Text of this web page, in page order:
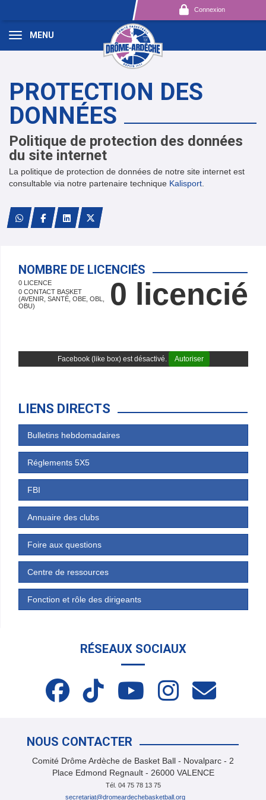
Connexion
MENU
PROTECTION DES
DONNÉES
Politique de protection des données
du site internet
La politique de protection de données de notre site internet est
consultable via notre partenaire technique Kalisport
NOMBRE DE LICENCIÉS
0 LICENCE
0 CONTACT BASKET
(AVENIR, SANTÉ, OBE, OBL,
OBU)
0 licencié
Facebook (like box) est désactivé. Autoriser
LIENS DIRECTS
Bulletins hebdomadaires
Réglements 5X5
FBI
Annuaire des clubs
Foire aux questions
Centre de ressources
Fonction et rôle des dirigeants
RÉSEAUX SOCIAUX
NOUS CONTACTER
Comité Drôme Ardèche de Basket Ball - Novalparc - 2
Place Edmond Regnault - 26000 VALENCE
Tél. 04 75 78 13 75
secretariat@dromeardechebasketball.org